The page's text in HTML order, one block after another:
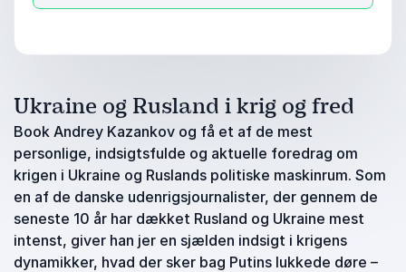
Ukraine og Rusland i krig og fred
Book Andrey Kazankov og få et af de mest
personlige, indsigtsfulde og aktuelle foredrag om
krigen i Ukraine og Ruslands politiske maskinrum. Som
en af de danske udenrigsjournalister, der gennem de
seneste 10 år har dækket Rusland og Ukraine mest
intenst, giver han jer en sjælden indsigt i krigens
dynamikker, hvad der sker bag Putins lukkede døre –